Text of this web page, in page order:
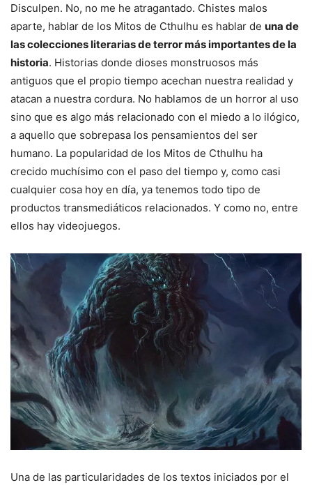
Disculpen. No, no me he atragantado. Chistes malos
aparte, hablar de los Mitos de Cthulhu es hablar de una de
las colecciones literarias de terror más importantes de la
historia. Historias donde dioses monstruosos más
antiguos que el propio tiempo acechan nuestra realidad y
atacan a nuestra cordura. No hablamos de un horror al uso
sino que es algo más relacionado con el miedo a lo ilógico,
a aquello que sobrepasa los pensamientos del ser
humano. La popularidad de los Mitos de Cthulhu ha
crecido muchísimo con el paso del tiempo y, como casi
cualquier cosa hoy en día, ya tenemos todo tipo de
productos transmediáticos relacionados. Y como no, entre
ellos hay videojuegos.
Una de las particularidades de los textos iniciados por el